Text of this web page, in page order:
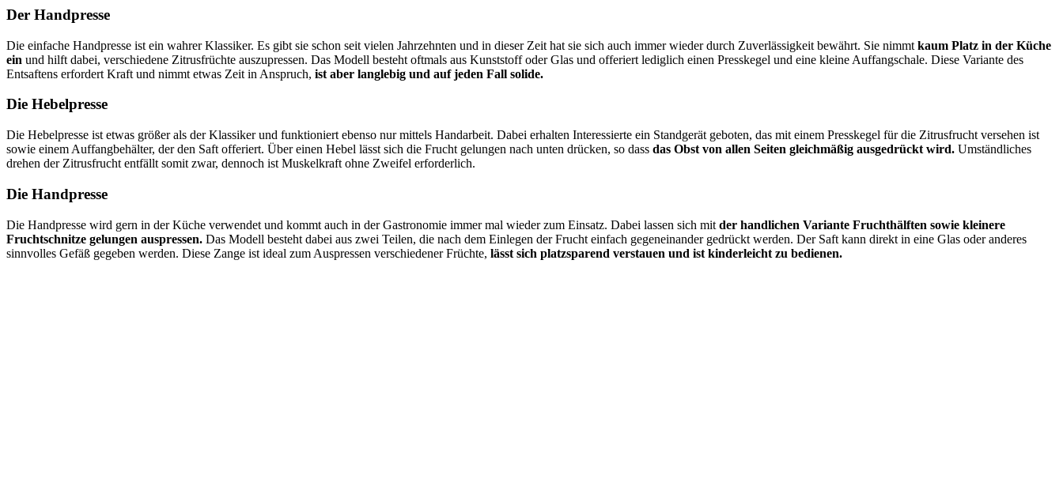
Der Handpresse
Die einfache Handpresse ist ein wahrer Klassiker. Es gibt sie schon seit vielen Jahrzehnten und in dieser Zeit hat sie sich auch immer wieder durch Zuverlässigkeit bewährt. Sie nimmt kaum Platz in der Küche
ein und hilft dabei, verschiedene Zitrusfrüchte auszupressen. Das Modell besteht oftmals aus Kunststoff oder Glas und offeriert lediglich einen Presskegel und eine kleine Auffangschale. Diese Variante des
Entsaftens erfordert Kraft und nimmt etwas Zeit in Anspruch, ist aber langlebig und auf jeden Fall solide.
Die Hebelpresse
Die Hebelpresse ist etwas größer als der Klassiker und funktioniert ebenso nur mittels Handarbeit. Dabei erhalten Interessierte ein Standgerät geboten, das mit einem Presskegel für die Zitrusfrucht versehen ist
sowie einem Auffangbehälter, der den Saft offeriert. Über einen Hebel lässt sich die Frucht gelungen nach unten drücken, so dass das Obst von allen Seiten gleichmäßig ausgedrückt wird. Umständliches
drehen der Zitrusfrucht entfällt somit zwar, dennoch ist Muskelkraft ohne Zweifel erforderlich.
Die Handpresse
Die Handpresse wird gern in der Küche verwendet und kommt auch in der Gastronomie immer mal wieder zum Einsatz. Dabei lassen sich mit der handlichen Variante Fruchthälften sowie kleinere
Fruchtschnitze gelungen auspressen. Das Modell besteht dabei aus zwei Teilen, die nach dem Einlegen der Frucht einfach gegeneinander gedrückt werden. Der Saft kann direkt in eine Glas oder anderes
sinnvolles Gefäß gegeben werden. Diese Zange ist ideal zum Auspressen verschiedener Früchte, lässt sich platzsparend verstauen und ist kinderleicht zu bedienen.